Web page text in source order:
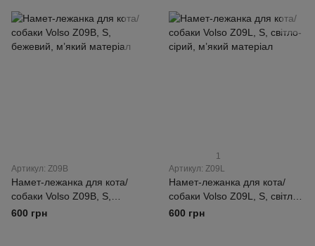
Артикул: Z09B
Намет-лежанка для кота/
собаки Volso Z09B, S,
бежевий, м’який матеріал
600 грн
1
Артикул: Z09L
Намет-лежанка для кота/
собаки Volso Z09L, S, світло-
сірий, м’який матеріал
600 грн